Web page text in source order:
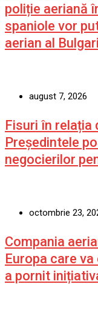
poliție aeriană
spaniole vor
aerian al
august 7, 2026
Fisuri în relația
Președintele
negocierilor
octombrie 23,
Compania
Europa care va
a pornit